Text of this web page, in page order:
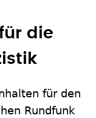
die
für den
Rundfunk